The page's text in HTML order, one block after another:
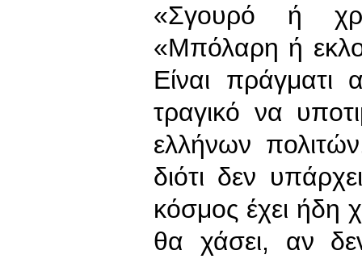
«Σγουρό ή
«Μπόλαρη ή
Είναι πράγματι
τραγικό να
ελλήνων
διότι δεν
κόσμος έχει ήδη
θα χάσει, αν